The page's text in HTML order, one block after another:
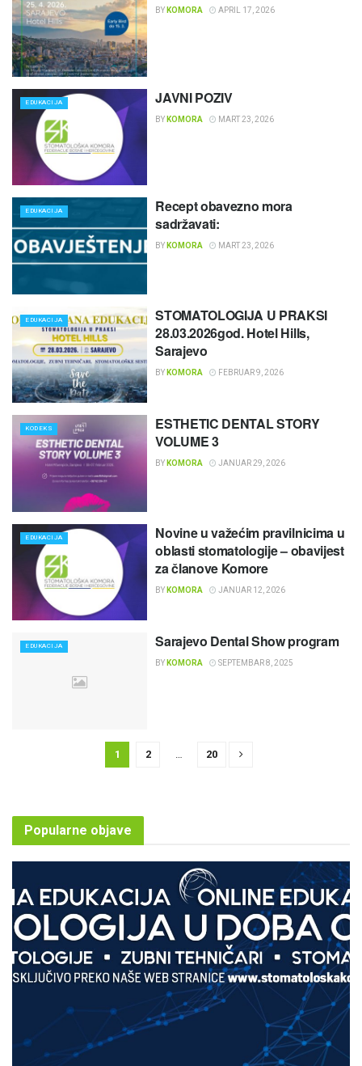
BY KOMORA APRIL 17, 2026
EDUKACIJA JAVNI POZIV
BY KOMORA MART 23, 2026
EDUKACIJA
Recept obavezno mora
sadržavati:
BY KOMORA MART 23, 2026
EDUKACIJA
STOMATOLOGIJA U PRAKSI
28.03.2026god. Hotel Hills,
Sarajevo
BY KOMORA FEBRUAR 9, 2026
KODEKS
ESTHETIC DENTAL STORY
VOLUME 3
BY KOMORA JANUAR 29, 2026
EDUKACIJA
Novine u važećim pravilnicima u
oblasti stomatologije – obavijest
za članove Komore
BY KOMORA JANUAR 12, 2026
EDUKACIJA Sarajevo Dental Show program
BY KOMORA SEPTEMBAR 8, 2025
1 2 20
Popularne objave